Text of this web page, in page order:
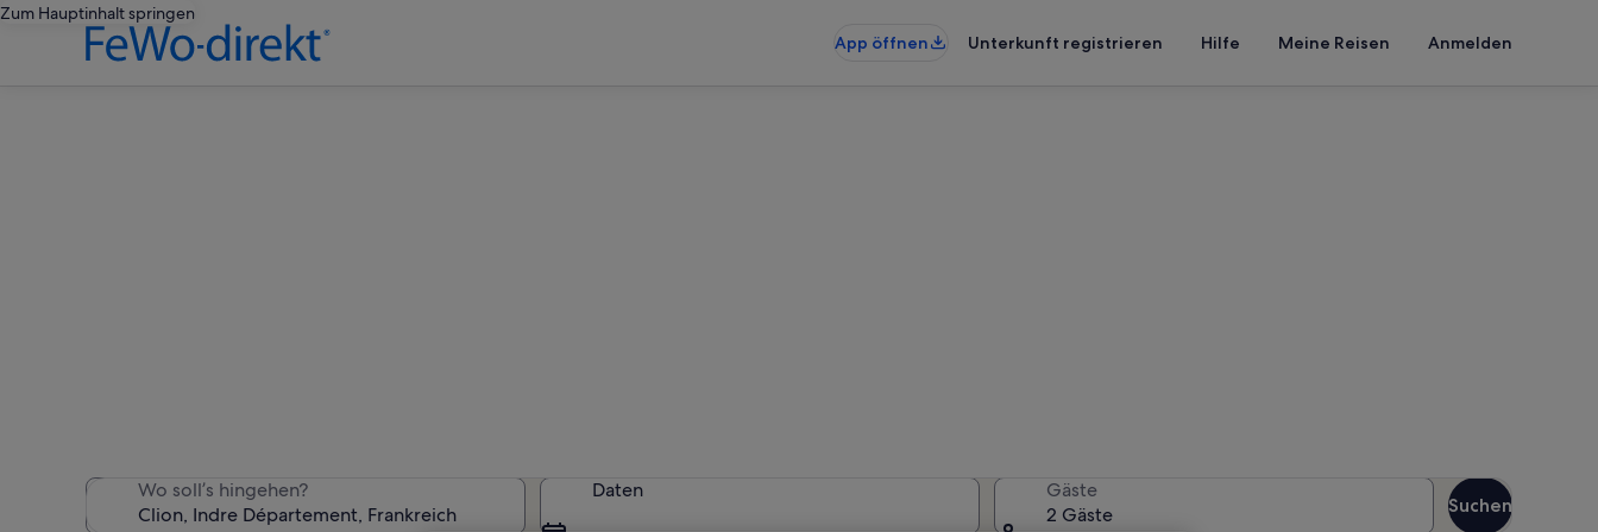
Zum Hauptinhalt springen
App öffnen
Unterkunft registrieren Hilfe Meine Reisen Anmelden
Wo soll’s hingehen? Daten
Gäste
2 Gäste
Suchen